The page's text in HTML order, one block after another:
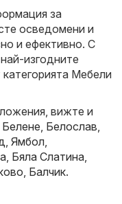
за
осведомени и
и ефективно. С
изгодните
Мебели
вижте и
Белене, Белослав,
, Ямбол,
, Бяла Слатина,
, Балчик.